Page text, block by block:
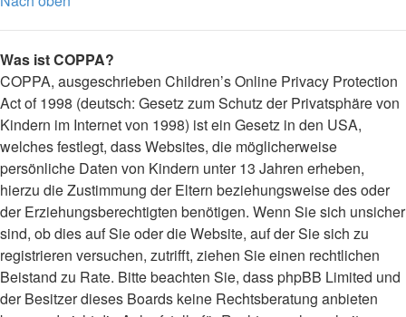
Was ist COPPA?
COPPA, ausgeschrieben Children’s Online Privacy Protection
Act of 1998 (deutsch: Gesetz zum Schutz der Privatsphäre von
Kindern im Internet von 1998) ist ein Gesetz in den USA,
welches festlegt, dass Websites, die möglicherweise
persönliche Daten von Kindern unter 13 Jahren erheben,
hierzu die Zustimmung der Eltern beziehungsweise des oder
der Erziehungsberechtigten benötigen. Wenn Sie sich unsicher
sind, ob dies auf Sie oder die Website, auf der Sie sich zu
registrieren versuchen, zutrifft, ziehen Sie einen rechtlichen
Beistand zu Rate. Bitte beachten Sie, dass phpBB Limited und
der Besitzer dieses Boards keine Rechtsberatung anbieten